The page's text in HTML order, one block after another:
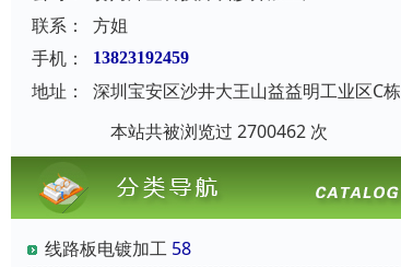
联系：
方姐
手机：
13823192459
地址：
深圳宝安区沙井大王山益益明工业区C栋
本站共被浏览过 2700462 次
线路板电镀加工 58